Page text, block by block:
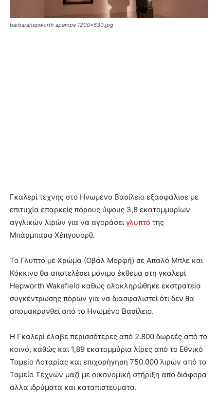
barbarahepworth apempe 1200x630.jpg
Γκαλερί τέχνης στο Ηνωμένο Βασίλειο εξασφάλισε με
επιτυχία επαρκείς πόρους ύψους 3,8 εκατομμυρίων
αγγλικών λιρών για να αγοράσει γλυπτό της
Μπάρμπαρα Χέπγουορθ.
Το Γλυπτό με Χρώμα (Οβάλ Μορφή) σε Απαλό Μπλε και
Κόκκινο θα αποτελέσει μόνιμο έκθεμα στη γκαλερί
Hepworth Wakefield καθώς ολοκληρώθηκε εκστρατεία
συγκέντρωσης πόρων για να διασφαλιστεί ότι δεν θα
απομακρυνθεί από το Ηνωμένο Βασίλειο.
Η Γκαλερί έλαβε περισσότερες από 2.800 δωρεές από το
κοινό, καθώς και 1,89 εκατομμύρια λίρες από το Εθνικό
Ταμείο Λοταρίας και επιχορήγηση 750.000 λιρών από το
Ταμείο Τεχνών μαζί με οικονομική στήριξη από διάφορα
άλλα ιδρύματα και καταπιστεύματα.